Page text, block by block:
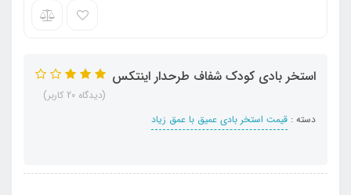
استخر بادی کودک شفاف طرحدار اینتکس
دسته : قیمت استخر بادی عمیق با عمق زیاد
(دیدگاه 20 کاربر)